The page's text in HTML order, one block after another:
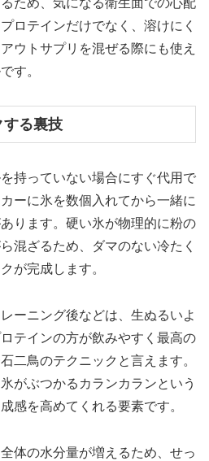
ロテインだけでなく、溶けにく
ウトサプリを混ぜる際にも使え
す。
する裏技
持っていない場合にすぐ代用で
ーに氷を数個入れてから一緒に
ります。硬い氷が物理的に粉の
混ざるため、ダマのない冷たく
が完成します。
ーニング後などは、生ぬるいよ
テインの方が飲みやすく最高の
二鳥のテクニックと言えます。
がぶつかるカランカランという
感を高めてくれる要素です。
体の水分量が増えるため、せっ